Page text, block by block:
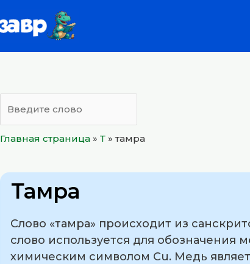
Главная страница » Т »тамра
Тамра
Слово «тамра» происходит из
слово используется для обозначения
химическим символом Cu. Медь